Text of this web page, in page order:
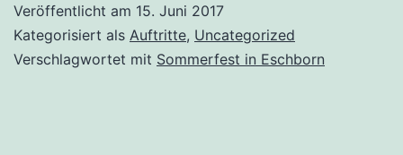
Vorwärts
1842
Veröffentlicht am 15. Juni 2017
Kategorisiert als Auftritte, Uncategorized
Verschlagwortet mit Sommerfest in Eschborn